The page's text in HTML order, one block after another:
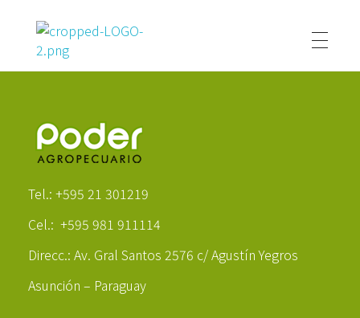
Poder Agropecuario
Tel.: +595 21 301219
Cel.: +595 981 911114
Direcc.: Av. Gral Santos 2576 c/ Agustín Yegros
Asunción – Paraguay